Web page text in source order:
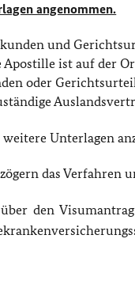
angenommen.
und
Apostille ist auf der
oder
Unterlagen
das Verfahren
den